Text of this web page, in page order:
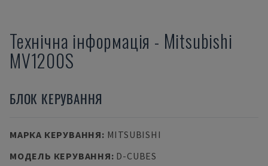
Технічна інформація - Mitsubishi
MV1200S
БЛОК КЕРУВАННЯ
МАРКА КЕРУВАННЯ: MITSUBISHI
МОДЕЛЬ КЕРУВАННЯ: D-CUBES